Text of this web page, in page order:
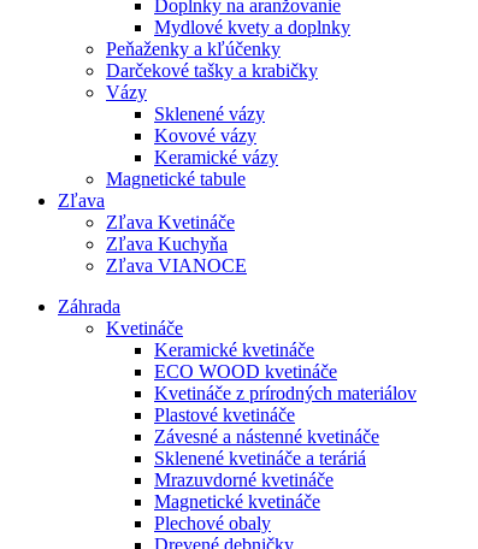
Doplnky na aranžovanie
Mydlové kvety a doplnky
Peňaženky a kľúčenky
Darčekové tašky a krabičky
Vázy
Sklenené vázy
Kovové vázy
Keramické vázy
Magnetické tabule
Zľava
Zľava Kvetináče
Zľava Kuchyňa
Zľava VIANOCE
Záhrada
Kvetináče
Keramické kvetináče
ECO WOOD kvetináče
Kvetináče z prírodných materiálov
Plastové kvetináče
Závesné a nástenné kvetináče
Sklenené kvetináče a teráriá
Mrazuvdorné kvetináče
Magnetické kvetináče
Plechové obaly
Drevené debničky